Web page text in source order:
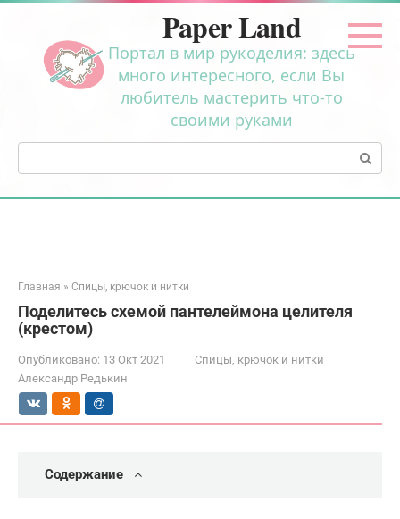
Перейти
контенту
Paper Land
Портал в мир рукоделия: здесь
много интересного, если Вы
любитель мастерить что-то
своими руками
Поиск:
Главная » Спицы, крючок и нитки
Поделитесь схемой пантелеймона целителя
(крестом)
Опубликовано: 13 Окт 2021
Спицы, крючок и нитки
Александр Редькин
Содержание